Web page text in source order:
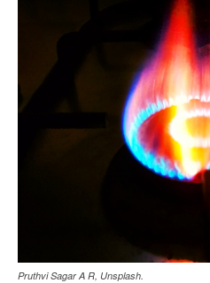
Pruthvi Sagar A R, Unsplash.